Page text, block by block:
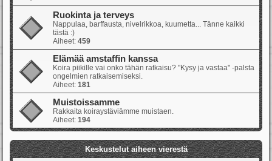
Ruokinta ja terveys
Nappulaa, barffausta, nivelrikkoa, kuumetta... Tänne kaikki
tästä :)
Aiheet: 459
Elämää amstaffin kanssa
Koira piikille vai onko tähän ratkaisu? "Kysy ja vastaa" -palsta
ongelmien ratkaisemiseksi.
Aiheet: 181
Muistoissamme
Rakkaita koiraystäviämme muistaen.
Aiheet: 194
Keskustelut aiheen vierestä